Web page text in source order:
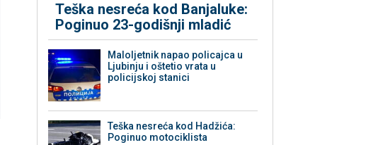
Teška nesreća kod Banjaluke:
Poginuo 23-godišnji mladić
Maloljetnik napao policajca u
Ljubinju i oštetio vrata u
policijskoj stanici
Teška nesreća kod Hadžića:
Poginuo motociklista